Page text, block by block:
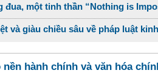
đua, một tinh thần “Nothing is
và giàu chiều sâu về pháp luật
hành chính và văn hóa